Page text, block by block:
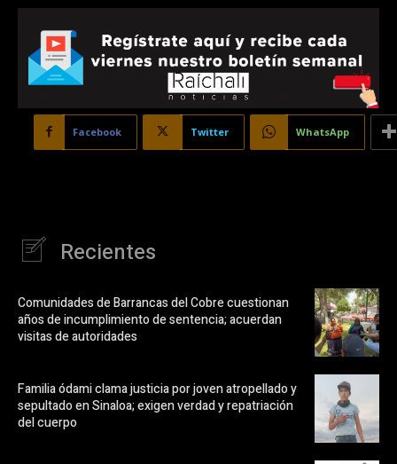
Facebook Twitter WhatsApp
Recientes
Comunidades de Barrancas del Cobre cuestionan
años de incumplimiento de sentencia; acuerdan
visitas de autoridades
Familia ódami clama justicia por joven atropellado y
sepultado en Sinaloa; exigen verdad y repatriación
del cuerpo